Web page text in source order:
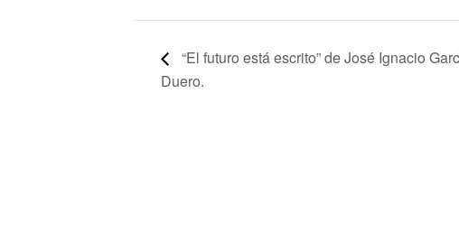
“El futuro está escrito” de José Ignacio
Duero.